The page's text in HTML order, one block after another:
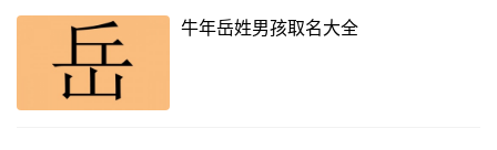
牛年岳姓男孩取名大全